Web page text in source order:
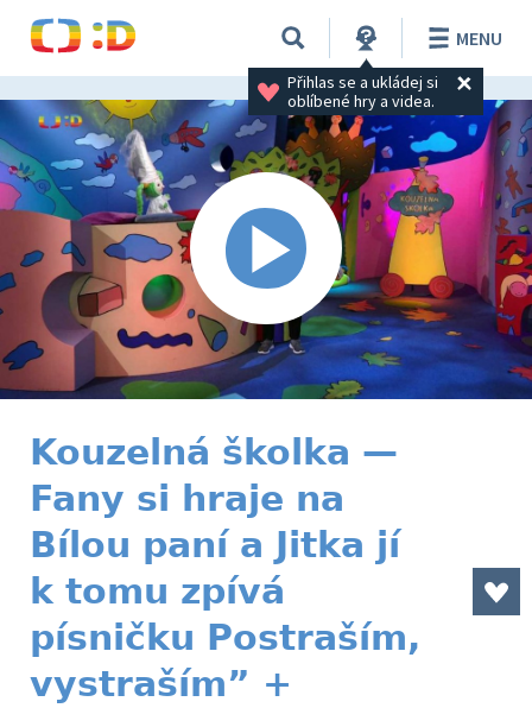
Přihlas se a ukládej si
oblíbené hry a videa.
MENU
Kouzelná školka —
Fany si hraje na
Bílou paní a Jitka jí
k tomu zpívá
písničku Postraším,
vystraším” +